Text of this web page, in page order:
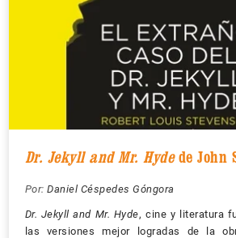
Dr. Jekyll and Mr. Hydede John
Por: Daniel Céspedes Góngora
Dr. Jekyll and Mr. Hyde, cine y literatura
las versiones mejor logradas de la